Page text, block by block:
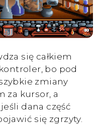
się całkiem
bo pod
zmiany
za kursor, a
dana część
się zgrzyty.